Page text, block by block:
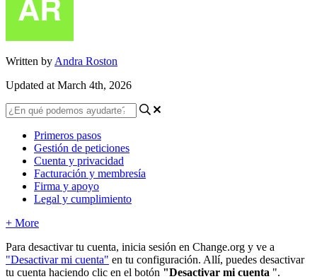
Written by Andra Roston
Updated at March 4th, 2026
Primeros pasos
Gestión de peticiones
Cuenta y privacidad
Facturación y membresía
Firma y apoyo
Legal y cumplimiento
+ More
Para desactivar tu cuenta, inicia sesión en Change.org y ve a
"Desactivar mi cuenta" en tu configuración. Allí, puedes desactivar
tu cuenta haciendo clic en el botón "Desactivar mi cuenta ".